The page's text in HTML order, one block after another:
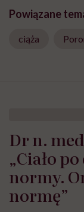
Powiązane
ciąża
Dr n.
„Ciało
normy.
normę”